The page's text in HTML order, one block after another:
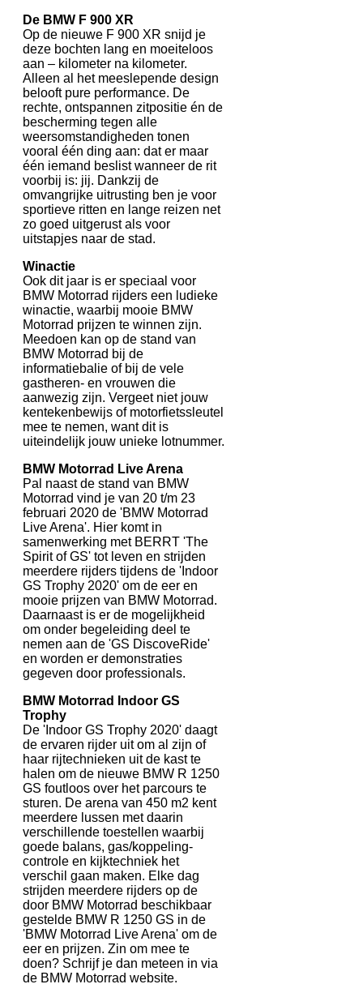
De BMW F 900 XR
Op de nieuwe F 900 XR snijd je
deze bochten lang en moeiteloos
aan – kilometer na kilometer.
Alleen al het meeslepende design
belooft pure performance. De
rechte, ontspannen zitpositie én de
bescherming tegen alle
weersomstandigheden tonen
vooral één ding aan: dat er maar
één iemand beslist wanneer de rit
voorbij is: jij. Dankzij de
omvangrijke uitrusting ben je voor
sportieve ritten en lange reizen net
zo goed uitgerust als voor
uitstapjes naar de stad.
Winactie
Ook dit jaar is er speciaal voor
BMW Motorrad rijders een ludieke
winactie, waarbij mooie BMW
Motorrad prijzen te winnen zijn.
Meedoen kan op de stand van
BMW Motorrad bij de
informatiebalie of bij de vele
gastheren- en vrouwen die
aanwezig zijn. Vergeet niet jouw
kentekenbewijs of motorfietssleutel
mee te nemen, want dit is
uiteindelijk jouw unieke lotnummer.
BMW Motorrad Live Arena
Pal naast de stand van BMW
Motorrad vind je van 20 t/m 23
februari 2020 de 'BMW Motorrad
Live Arena'. Hier komt in
samenwerking met BERRT 'The
Spirit of GS' tot leven en strijden
meerdere rijders tijdens de 'Indoor
GS Trophy 2020' om de eer en
mooie prijzen van BMW Motorrad.
Daarnaast is er de mogelijkheid
om onder begeleiding deel te
nemen aan de 'GS DiscoveRide'
en worden er demonstraties
gegeven door professionals.
BMW Motorrad Indoor GS
Trophy
De 'Indoor GS Trophy 2020' daagt
de ervaren rijder uit om al zijn of
haar rijtechnieken uit de kast te
halen om de nieuwe BMW R 1250
GS foutloos over het parcours te
sturen. De arena van 450 m2 kent
meerdere lussen met daarin
verschillende toestellen waarbij
goede balans, gas/koppeling-
controle en kijktechniek het
verschil gaan maken. Elke dag
strijden meerdere rijders op de
door BMW Motorrad beschikbaar
gestelde BMW R 1250 GS in de
'BMW Motorrad Live Arena' om de
eer en prijzen. Zin om mee te
doen? Schrijf je dan meteen in via
de BMW Motorrad website.